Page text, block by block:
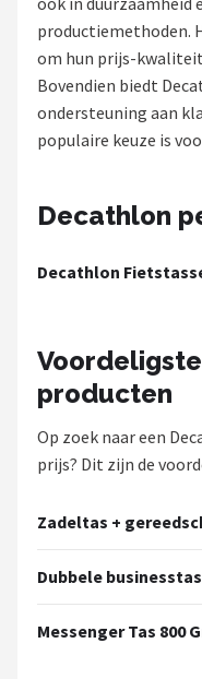
Shop
POPULAIRE
New Looxs
BBB Cycling
Voltano
Shimano
productiemethoden.
om hun prijs-
Bovendien biedt
ondersteuning aan
populaire keuze is
Decathlon
Decathlon
producten
Op zoek naar een
prijs? Dit zijn de
Zadeltas +
Dubbele
Messenger Tas 800